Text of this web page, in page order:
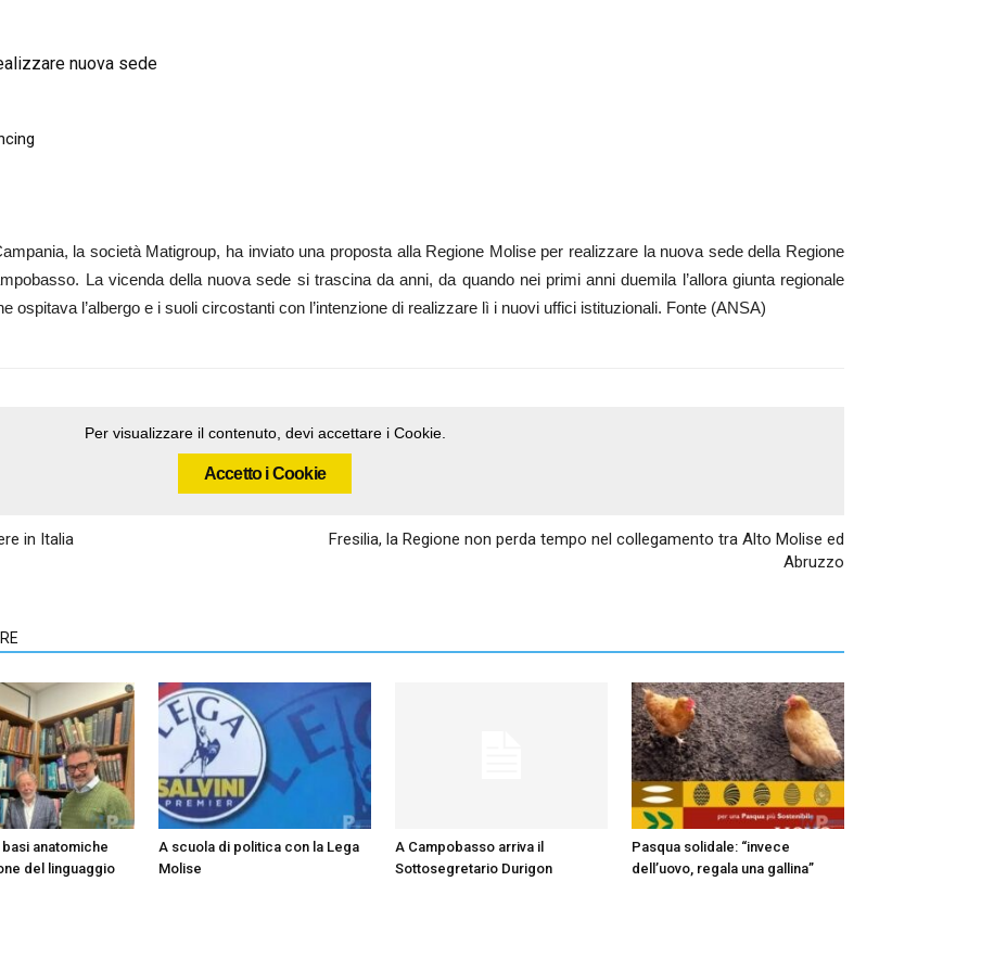
nuova sede
la società Matigroup, ha inviato una proposta alla Regione Molise per realizzare la nuova sede della Regione
La vicenda della nuova sede si trascina da anni, da quando nei primi anni duemila l’allora giunta regionale
ospitava l’albergo e i suoli circostanti con l’intenzione di realizzare lì i nuovi uffici istituzionali. Fonte (ANSA)
Per visualizzare il contenuto, devi accettare i Cookie.
Accetto i Cookie
in Italia
Fresilia, la Regione non perda tempo nel collegamento tra Alto Molise ed
Abruzzo
anatomiche
del linguaggio
A scuola di politica con la Lega
Molise
A Campobasso arriva il
Sottosegretario Durigon
Pasqua solidale: “invece
dell’uovo, regala una gallina”